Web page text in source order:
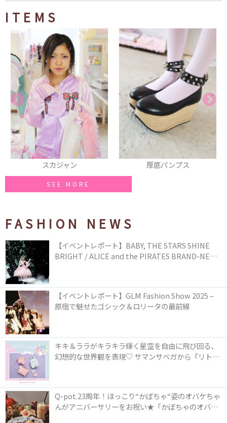
ITEMS
スカジャン 厚底パンプス
SEE MORE
FASHION NEWS
【イベントレポート】BABY, THE STARS SHINE
BRIGHT / ALICE and the PIRATES BRAND-NEW
【イベントレポート】GLM Fashion Show 2025 –
原宿で魅せたゴシック＆ロリータの最前線
キキ＆ララがキラキラ輝く星空を自由に飛び回る、
幻想的な世界観を表現♡ サマンサベガから『リトル
Q-pot.23周年！ほっこり“かぼちゃ“姿のオバケちゃ
んがアニバーサリーをお祝い★「かぼちゃのオバケ